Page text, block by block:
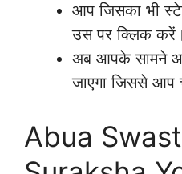
आप जिसका भी
उस पर क्लिक करें।
अब आपके सामने
जाएगा जिससे
Abua